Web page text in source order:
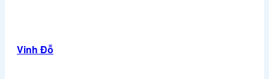
Vinh Đỗ